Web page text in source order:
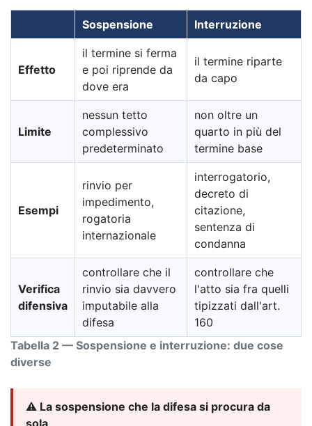
Tabella 2 — Sospensione e interruzione: due cose
diverse
Sospensione Interruzione
Effetto
il termine si ferma
e poi riprende da
dove era
il termine riparte
da capo
Limite
nessun tetto
complessivo
predeterminato
non oltre un
quarto in più del
termine base
Esempi
rinvio per
impedimento,
rogatoria
internazionale
interrogatorio,
decreto di
citazione,
sentenza di
condanna
Verifica
difensiva
controllare che il
rinvio sia davvero
imputabile alla
difesa
controllare che
l'atto sia fra quelli
tipizzati dall'art.
160
⚠️ La sospensione che la difesa si procura da
sola